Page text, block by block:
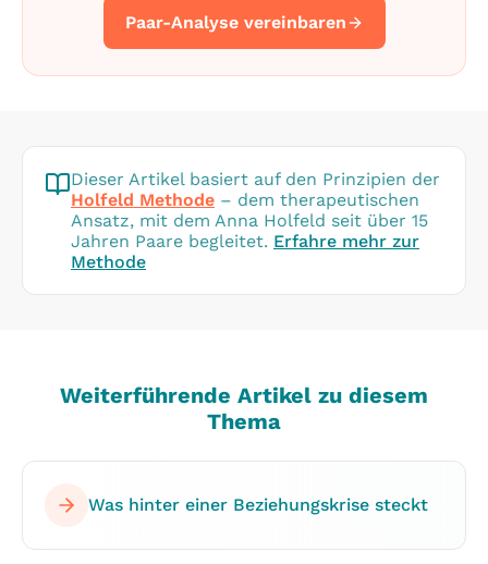
Paar-Analyse vereinbaren
Dieser Artikel basiert auf den Prinzipien der
Holfeld Methode – dem therapeutischen
Ansatz, mit dem Anna Holfeld seit über 15
Jahren Paare begleitet. Erfahre mehr zur
Methode
Weiterführende Artikel zu diesem
Thema
Was hinter einer Beziehungskrise steckt